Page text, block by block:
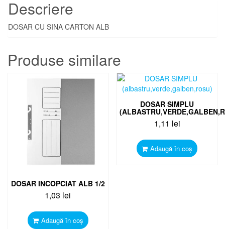
Descriere
DOSAR CU SINA CARTON ALB
Produse similare
DOSAR INCOPCIAT ALB 1/2
1,03 lei
Adaugă în coș
DOSAR SIMPLU
1,11 lei
Adaugă în coș